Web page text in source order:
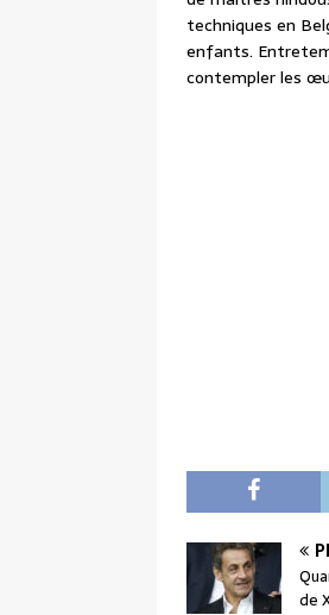
techniques en
enfants.
contempler les
de